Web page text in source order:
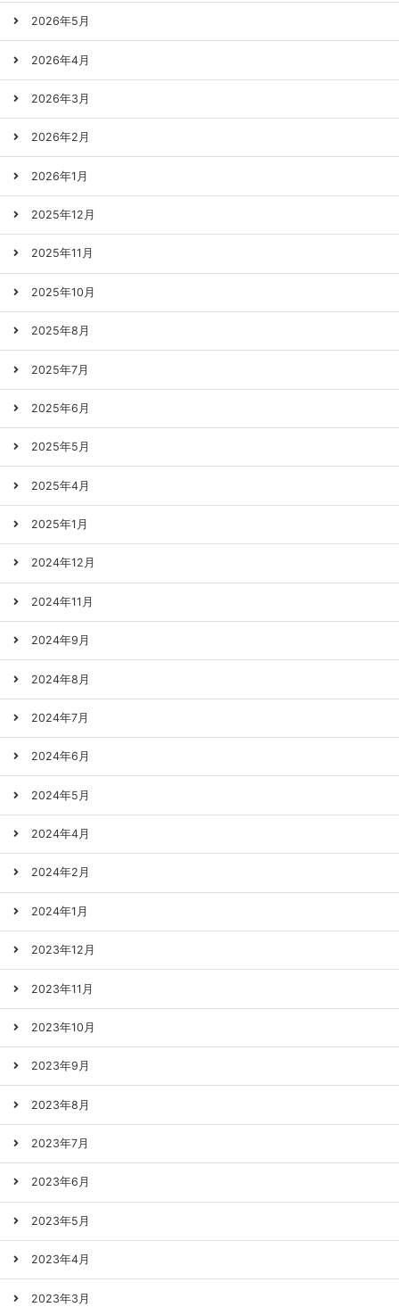
2026年5月
2026年4月
2026年3月
2026年2月
2026年1月
2025年12月
2025年11月
2025年10月
2025年8月
2025年7月
2025年6月
2025年5月
2025年4月
2025年1月
2024年12月
2024年11月
2024年9月
2024年8月
2024年7月
2024年6月
2024年5月
2024年4月
2024年2月
2024年1月
2023年12月
2023年11月
2023年10月
2023年9月
2023年8月
2023年7月
2023年6月
2023年5月
2023年4月
2023年3月